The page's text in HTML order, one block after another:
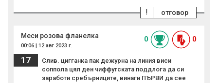
отговор
!
Меси розова фланелка
00:06 | 12 авг 2023 г.
0 0
17
Слив. цигганка пак дежурна на линия виси
соппола цял ден чиффутската поддлога да си
заработи сребърниците, винаги ПЪРВИ да сее